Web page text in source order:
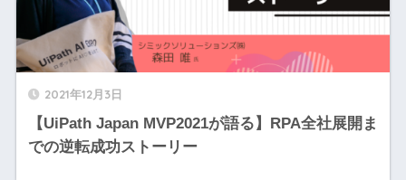
2021年12月3日
【UiPath Japan MVP2021が語る】RPA全社展開ま
での逆転成功ストーリー